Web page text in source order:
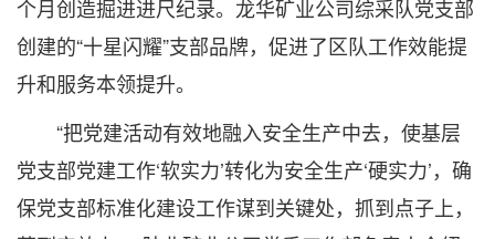
个月创造掘进进尺纪录。龙华矿业公司综采队党支部
创建的“十星闪耀”支部品牌，促进了区队工作效能提
升和服务本领提升。
“把党建活动有效地融入安全生产中去，使基层
党支部党建工作‘软实力’转化为安全生产‘硬实力’，确
保党支部标准化建设工作谋到关键处，抓到点子上，